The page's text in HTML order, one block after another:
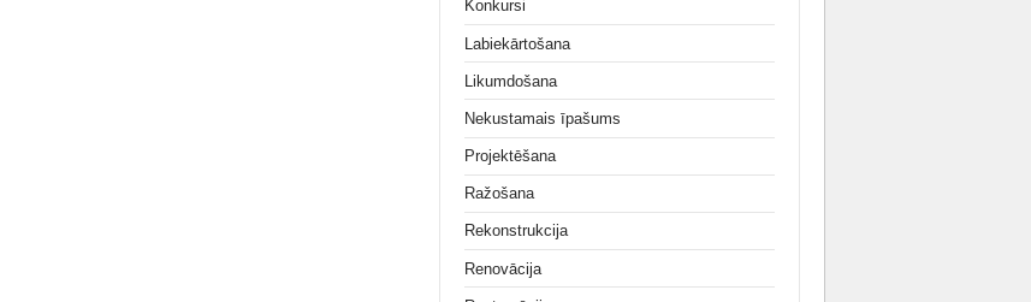
Konkursi
Labiekārtošana
Likumdošana
Nekustamais īpašums
Projektēšana
Ražošana
Rekonstrukcija
Renovācija